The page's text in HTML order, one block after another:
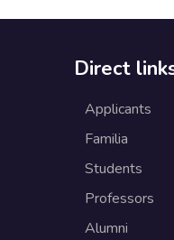
Direct
Applicants
Familia
Students
Professors
Alumni